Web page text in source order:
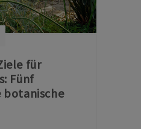
für
Fünf
botanische